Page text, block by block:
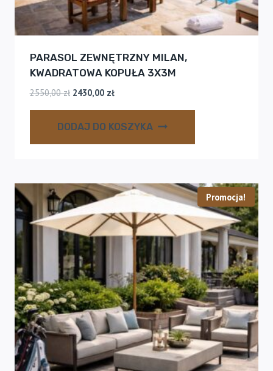
PARASOL ZEWNĘTRZNY MILAN,
KWADRATOWA KOPUŁA 3X3M
2550,00zł Pierwotna
wynosiła:
2430,00 złAktualna
wynosi:
DODAJ DO KOSZYKA
Promocja!